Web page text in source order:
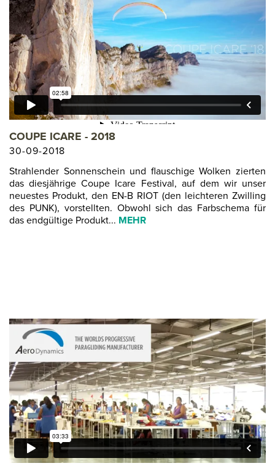
COUPE ICARE - 2018
30-09-2018
Strahlender Sonnenschein und flauschige Wolken zierten
das diesjährige Coupe Icare Festival, auf dem wir unser
neuestes Produkt, den EN-B RIOT (den leichteren Zwilling
des PUNK), vorstellten. Obwohl sich das Farbschema für
das endgültige Produkt... MEHR
PREVIOUS MODEL
PREVIOUS MODEL
PREVIOUS MODEL
PREVIOUS MODEL
PREVIOUS MODEL
PREVIOUS MODEL